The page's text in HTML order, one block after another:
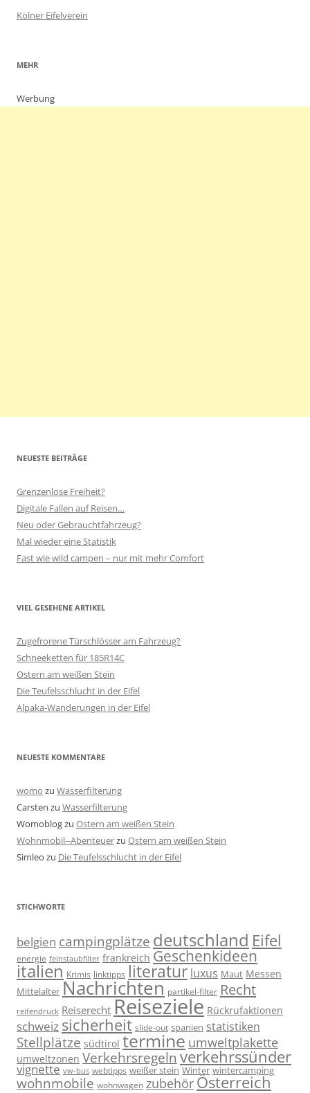
Kölner Eifelverein
MEHR
Werbung
NEUESTE BEITRÄGE
Grenzenlose Freiheit?
Digitale Fallen auf Reisen…
Neu oder Gebrauchtfahrzeug?
Mal wieder eine Statistik
Fast wie wild campen – nur mit mehr Comfort
VIEL GESEHENE ARTIKEL
Zugefrorene Türschlösser am Fahrzeug?
Schneeketten für 185R14C
Ostern am weißen Stein
Die Teufelsschlucht in der Eifel
Alpaka-Wanderungen in der Eifel
NEUESTE KOMMENTARE
womo zu Wasserfilterung
Carsten zu Wasserfilterung
Womoblogzu Ostern am weißen Stein
Wohnmobil--Abenteuerzu Ostern am weißen Stein
Simleo zu Die Teufelsschlucht in der Eifel
STICHWORTE
belgien campingplätze deutschland Eifel
energie feinstaubfilter frankreich Geschenkideen
italien Krimis linktipps literatur luxus Maut Messen
Mittelalter Nachrichten partikel-filter Recht
reifendruck Reiserecht Reiseziele Rückrufaktionen
schweiz sicherheit slide-out spanien statistiken
Stellplätze südtirol termine umweltplakette
umweltzonen Verkehrsregeln verkehrssünder
vignette vw-bus webtipps weißer stein Winter wintercamping
wohnmobile wohnwagen zubehör Österreich